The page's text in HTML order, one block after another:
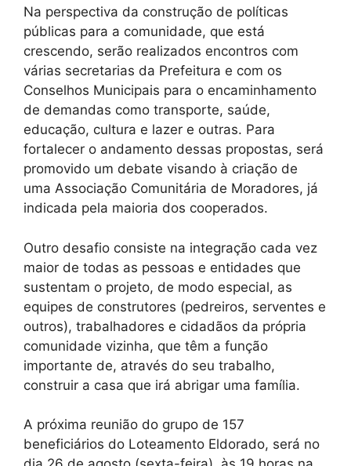
Na perspectiva da construção de políticas
públicas para a comunidade, que está
crescendo, serão realizados encontros com
várias secretarias da Prefeitura e com os
Conselhos Municipais para o encaminhamento
de demandas como transporte, saúde,
educação, cultura e lazer e outras. Para
fortalecer o andamento dessas propostas, será
promovido um debate visando à criação de
uma Associação Comunitária de Moradores, já
indicada pela maioria dos cooperados.
Outro desafio consiste na integração cada vez
maior de todas as pessoas e entidades que
sustentam o projeto, de modo especial, as
equipes de construtores (pedreiros, serventes e
outros), trabalhadores e cidadãos da própria
comunidade vizinha, que têm a função
importante de, através do seu trabalho,
construir a casa que irá abrigar uma família.
A próxima reunião do grupo de 157
beneficiários do Loteamento Eldorado, será no